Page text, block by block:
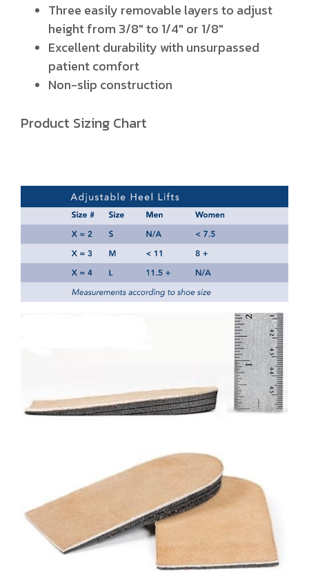
Three easily removable layers to adjust
height from 3/8" to 1/4" or 1/8"
Excellent durability with unsurpassed
patient comfort
Non-slip construction
Product Sizing Chart